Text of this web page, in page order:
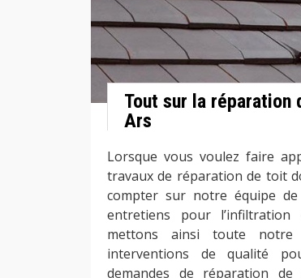
Tout sur la
Ars
Lorsque vous voulez faire
travaux de réparation de toit
compter sur notre équipe
entretiens pour l’infiltration
mettons ainsi toute notre
interventions de qualité
demandes de réparation